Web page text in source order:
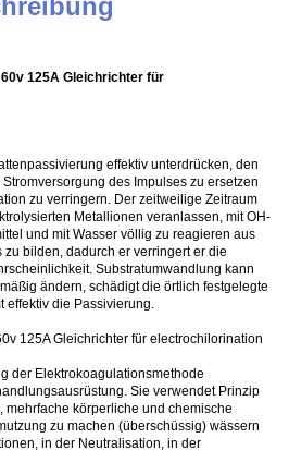
125A Gleichrichter für
effektiv unterdrücken, den
des Impulses zu ersetzen
zu verringern. Der zeitweilige Zeitraum
Metallionen veranlassen, mit OH-
und mit Wasser völlig zu reagieren aus
bilden, dadurch er verringert er die
Substratumwandlung kann
ändern, schädigt die örtlich festgelegte
effektiv die Passivierung.
125A Gleichrichter für electrochilorination
der Elektrokoagulationsmethode
Sie verwendet Prinzip
mehrfache körperliche und chemische
zu machen (überschüssig) wässern
in der Neutralisation, in der